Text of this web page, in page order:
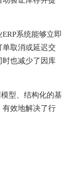
系统能够立即
取消或延迟交
时也减少了因库
型、结构化的基
有效地解决了行